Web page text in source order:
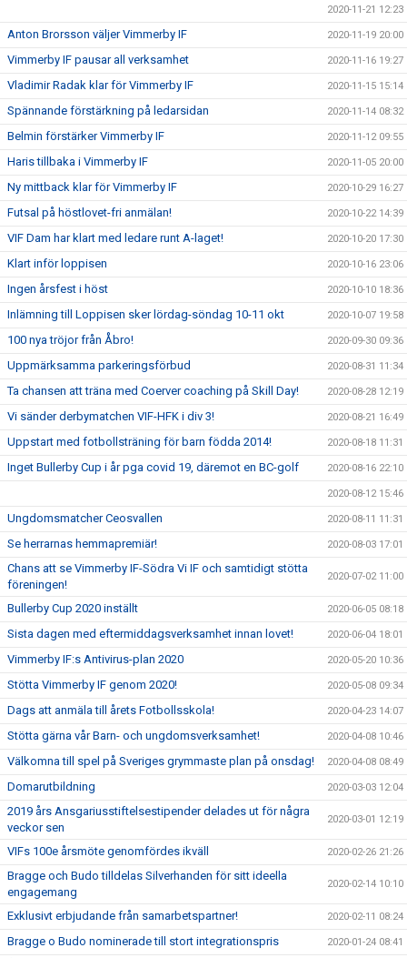
2020-11-21 12:23
Anton Brorsson väljer Vimmerby IF 2020-11-19 20:00
Vimmerby IF pausar all verksamhet 2020-11-16 19:27
Vladimir Radak klar för Vimmerby IF 2020-11-15 15:14
Spännande förstärkning på ledarsidan 2020-11-14 08:32
Belmin förstärker Vimmerby IF 2020-11-12 09:55
Haris tillbaka i Vimmerby IF 2020-11-05 20:00
Ny mittback klar för Vimmerby IF 2020-10-29 16:27
Futsal på höstlovet-fri anmälan! 2020-10-22 14:39
VIF Dam har klart med ledare runt A-laget! 2020-10-20 17:30
Klart inför loppisen 2020-10-16 23:06
Ingen årsfest i höst 2020-10-10 18:36
Inlämning till Loppisen sker lördag-söndag 10-11 okt 2020-10-07 19:58
100 nya tröjor från Åbro! 2020-09-30 09:36
Uppmärksamma parkeringsförbud 2020-08-31 11:34
Ta chansen att träna med Coerver coaching på Skill Day! 2020-08-28 12:19
Vi sänder derbymatchen VIF-HFK i div 3! 2020-08-21 16:49
Uppstart med fotbollsträning för barn födda 2014! 2020-08-18 11:31
Inget Bullerby Cup i år pga covid 19, däremot en BC-golf 2020-08-16 22:10
2020-08-12 15:46
Ungdomsmatcher Ceosvallen 2020-08-11 11:31
Se herrarnas hemmapremiär! 2020-08-03 17:01
Chans att se Vimmerby IF-Södra Vi IF och samtidigt stötta
föreningen!
2020-07-02 11:00
Bullerby Cup 2020 inställt 2020-06-05 08:18
Sista dagen med eftermiddagsverksamhet innan lovet! 2020-06-04 18:01
Vimmerby IF:s Antivirus-plan 2020 2020-05-20 10:36
Stötta Vimmerby IF genom 2020! 2020-05-08 09:34
Dags att anmäla till årets Fotbollsskola! 2020-04-23 14:07
Stötta gärna vår Barn- och ungdomsverksamhet! 2020-04-08 10:46
Välkomna till spel på Sveriges grymmaste plan på onsdag! 2020-04-08 08:49
Domarutbildning 2020-03-03 12:04
2019 års Ansgariusstiftelsestipender delades ut för några
veckor sen
2020-03-01 12:19
VIFs 100e årsmöte genomfördes ikväll 2020-02-26 21:26
Bragge och Budo tilldelas Silverhanden för sitt ideella
engagemang
2020-02-14 10:10
Exklusivt erbjudande från samarbetspartner! 2020-02-11 08:24
Bragge o Budo nominerade till stort integrationspris 2020-01-24 08:41